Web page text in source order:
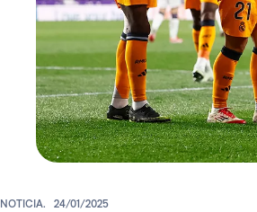
NOTICIA. 24/01/2025